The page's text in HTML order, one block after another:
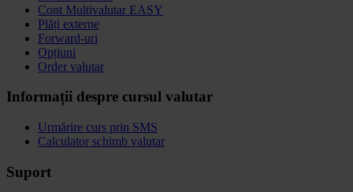
Cont Multivalutar EASY
Plăți externe
Forward-uri
Opțiuni
Order valutar
Informații despre cursul valutar
Urmărire curs prin SMS
Calculator schimb valutar
Suport